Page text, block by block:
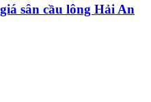
sân cầu lông Hải An